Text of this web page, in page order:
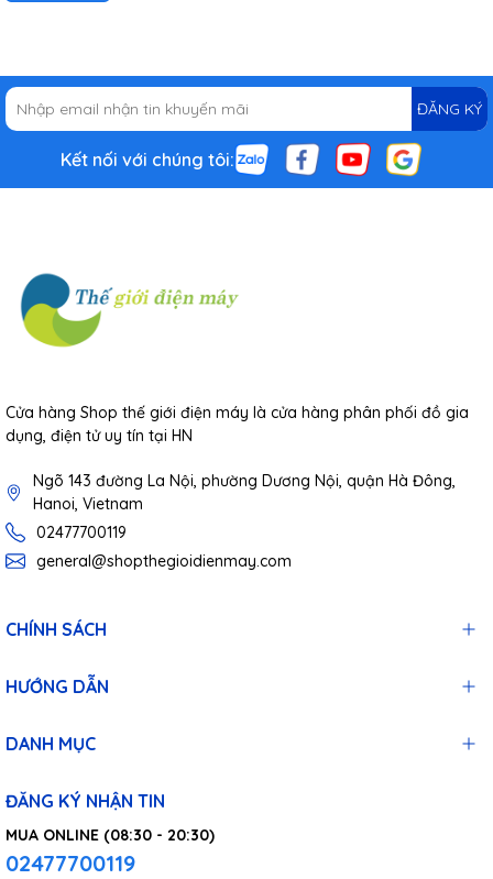
ĐĂNG KÝ
Kết nối với chúng tôi:
Cửa hàng Shop thế giới điện máy là cửa hàng phân phối đồ gia
dụng, điện tử uy tín tại HN
Ngõ 143 đường La Nội, phường Dương Nội, quận Hà Đông,
Hanoi, Vietnam
02477700119
general@shopthegioidienmay.com
CHÍNH SÁCH
HƯỚNG DẪN
DANH MỤC
ĐĂNG KÝ NHẬN TIN
MUA ONLINE (08:30 - 20:30)
02477700119